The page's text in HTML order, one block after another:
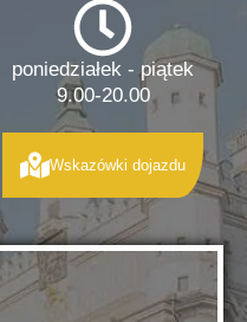
poniedziałek - piątek
9.00-20.00
Wskazówki dojazdu